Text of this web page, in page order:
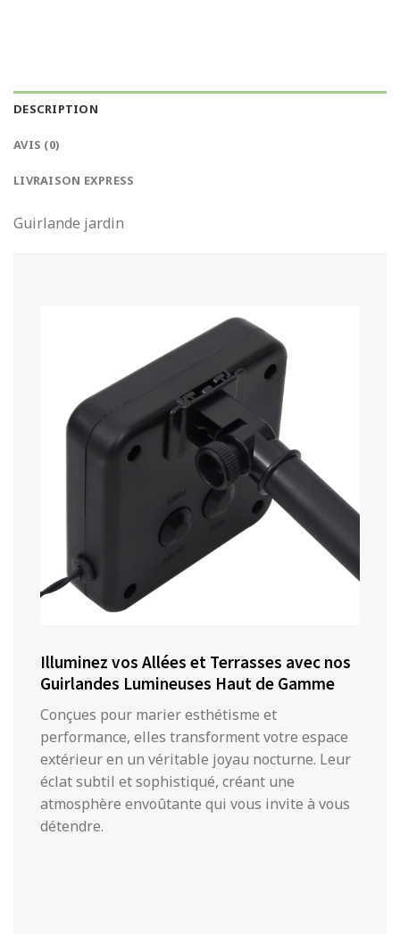
DESCRIPTION
AVIS (0)
LIVRAISON EXPRESS
Guirlande jardin
Illuminez vos Allées et Terrasses avec nos
Guirlandes Lumineuses Haut de Gamme
Conçues pour marier esthétisme et
performance, elles transforment votre espace
extérieur en un véritable joyau nocturne. Leur
éclat subtil et sophistiqué, créant une
atmosphère envoûtante qui vous invite à vous
détendre.